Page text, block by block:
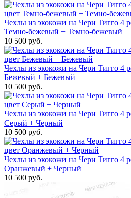
Чехлы из экокожи на Чери Тигго 4
Темно-бежевый + Темно-бежевый
10 500 руб.
Чехлы из экокожи на Чери Тигго 4
Бежевый + Бежевый
10 500 руб.
Чехлы из экокожи на Чери Тигго 4
Серый + Черный
10 500 руб.
Чехлы из экокожи на Чери Тигго 4
Оранжевый + Черный
10 500 руб.